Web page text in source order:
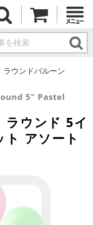
ラウンドバルーン
5" Pastel
ラウンド 5イ
アソート